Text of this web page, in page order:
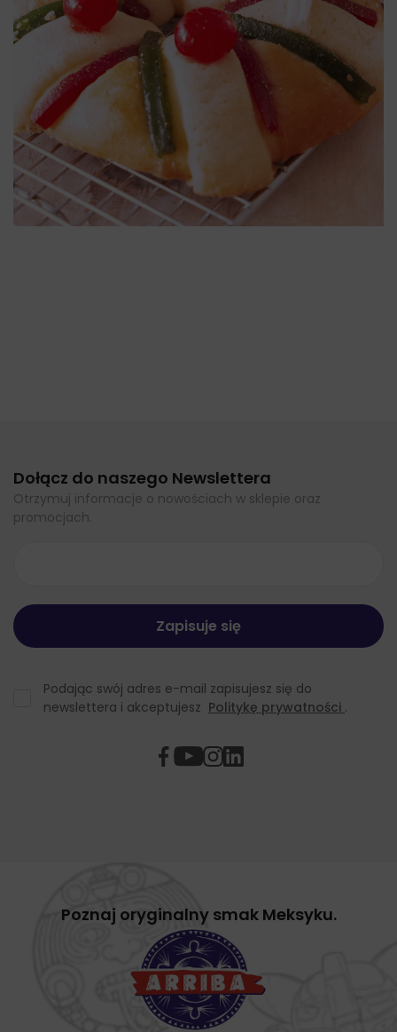
Dołącz do naszego Newslettera
Otrzymuj informacje o nowościach w sklepie oraz
promocjach.
Podając swój adres e-mail zapisujesz się do
newslettera i akceptujesz Politykę prywatności .
Poznaj oryginalny smak Meksyku.